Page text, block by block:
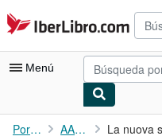
Pasar al contenido principal
IberLibro.com
Menú
Mi cuenta
Portada AA.VV .